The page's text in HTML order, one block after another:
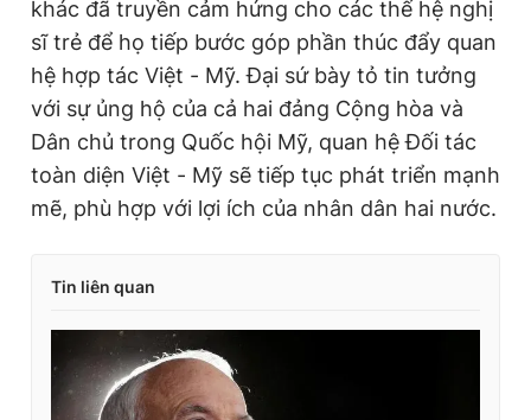
khác đã truyền cảm hứng cho các thế hệ nghị
sĩ trẻ để họ tiếp bước góp phần thúc đẩy quan
hệ hợp tác Việt - Mỹ. Đại sứ bày tỏ tin tưởng
với sự ủng hộ của cả hai đảng Cộng hòa và
Dân chủ trong Quốc hội Mỹ, quan hệ Đối tác
toàn diện Việt - Mỹ sẽ tiếp tục phát triển mạnh
mẽ, phù hợp với lợi ích của nhân dân hai nước.
Tin liên quan